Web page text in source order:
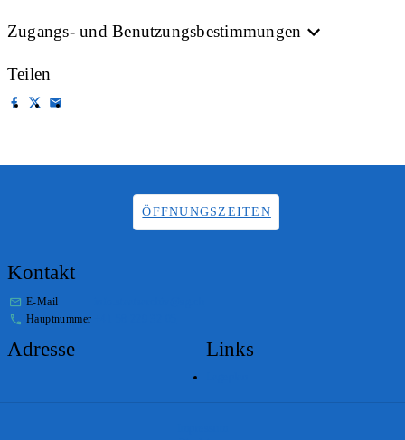
Zugangs- und Benutzungsbestimmungen
Teilen
ÖFFNUNGSZEITEN
Kontakt
E-Mail
Hauptnummer
Adresse Links